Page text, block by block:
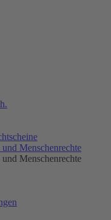
Menschenrechte
Menschenrechte